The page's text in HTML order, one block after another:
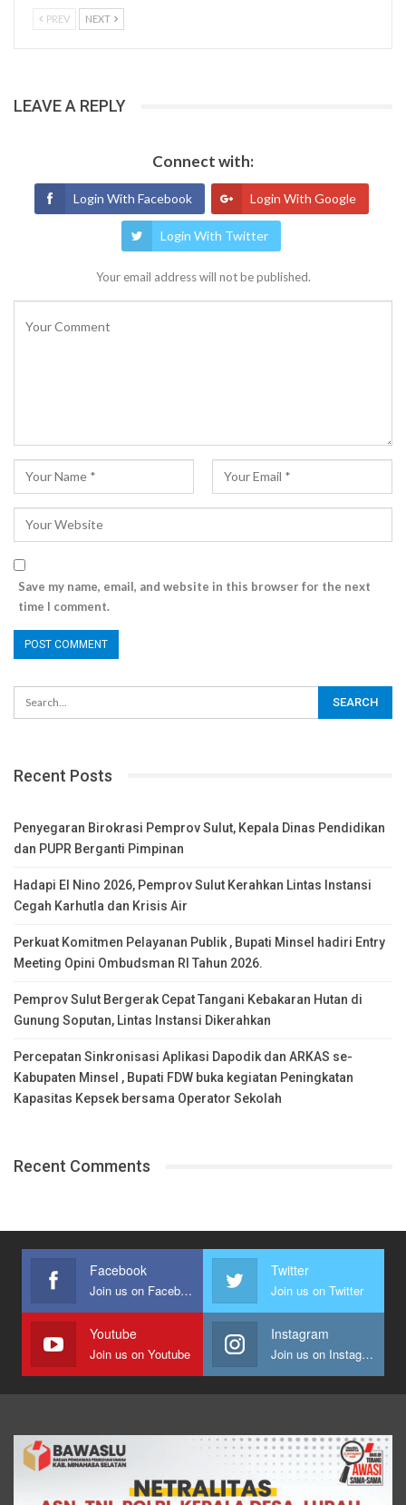
PREV NEXT
LEAVE A REPLY
Connect with:
Login With Facebook Login With Google
Login With Twitter
Your email address will not be published.
Save my name, email, and website in this browser for the next
time I comment.
Recent Posts
Penyegaran Birokrasi Pemprov Sulut, Kepala Dinas Pendidikan
dan PUPR Berganti Pimpinan
Hadapi El Nino 2026, Pemprov Sulut Kerahkan Lintas Instansi
Cegah Karhutla dan Krisis Air
Perkuat Komitmen Pelayanan Publik , Bupati Minsel hadiri Entry
Meeting Opini Ombudsman RI Tahun 2026.
Pemprov Sulut Bergerak Cepat Tangani Kebakaran Hutan di
Gunung Soputan, Lintas Instansi Dikerahkan
Percepatan Sinkronisasi Aplikasi Dapodik dan ARKAS se-
Kabupaten Minsel , Bupati FDW buka kegiatan Peningkatan
Kapasitas Kepsek bersama Operator Sekolah
Recent Comments
Facebook
Join us on Facebook
Twitter
Join us on Twitter
Youtube
Join us on Youtube
Instagram
Join us on Instagram